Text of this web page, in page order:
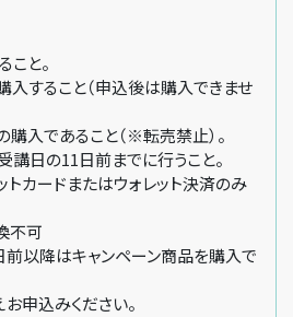
件：
こと。
入すること（申込後は購入できませ
購入であること（※転売禁止）。
講日の11日前までに行うこと。
トカードまたはウォレット決済のみ
不可
以降はキャンペーン商品を購入で
みください。